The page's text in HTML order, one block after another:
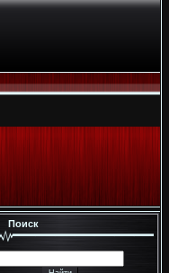
Поиск